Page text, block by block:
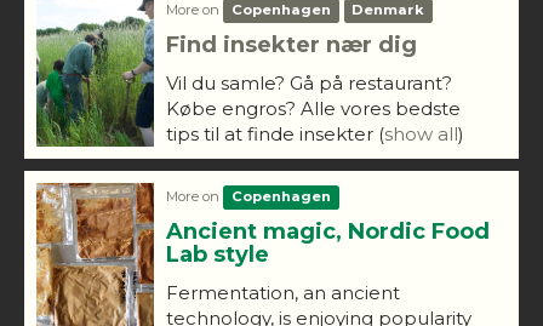
More on Copenhagen Denmark
Find insekter nær dig
Vil du samle? Gå på restaurant?
Købe engros? Alle vores bedste
tips til at finde insekter (show all)
More on Copenhagen
Ancient magic, Nordic Food
Lab style
Fermentation, an ancient
technology, is enjoying popularity